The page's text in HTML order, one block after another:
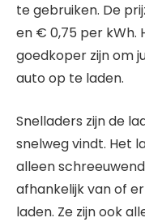
te gebruiken. De
en € 0,75 per kWh.
goedkoper zijn om
auto op te laden.
Snelladers zijn de
snelweg vindt. Het
alleen
afhankelijk van of
laden. Ze zijn ook